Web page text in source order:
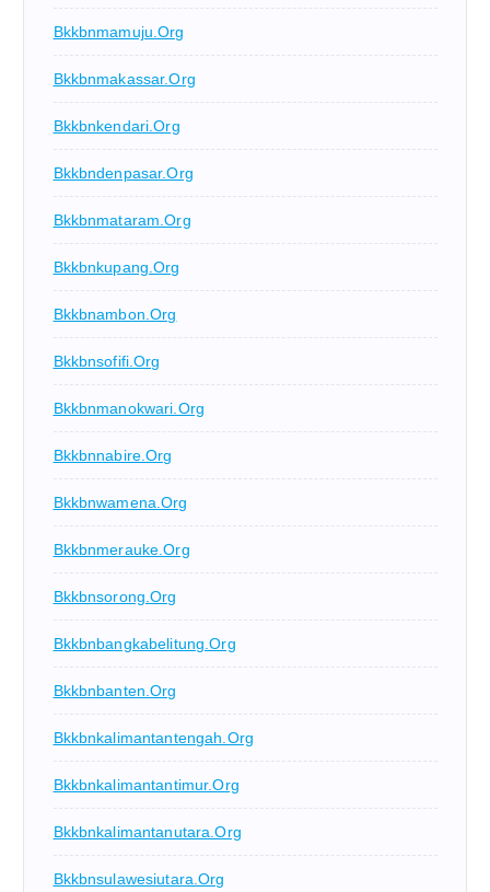
Bkkbnmamuju.org
Bkkbnmakassar.org
Bkkbnkendari.org
Bkkbndenpasar.org
Bkkbnmataram.org
Bkkbnkupang.org
Bkkbnambon.org
Bkkbnsofifi.org
Bkkbnmanokwari.org
Bkkbnnabire.org
Bkkbnwamena.org
Bkkbnmerauke.org
Bkkbnsorong.org
Bkkbnbangkabelitung.org
Bkkbnbanten.org
Bkkbnkalimantantengah.org
Bkkbnkalimantantimur.org
Bkkbnkalimantanutara.org
Bkkbnsulawesiutara.org